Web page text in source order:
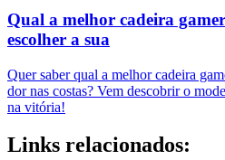
Qual a melhor cadeira
escolher a sua
Quer saber qual a melhor cadeira
dor nas costas? Vem descobrir o
na vitória!
Links relacionados: